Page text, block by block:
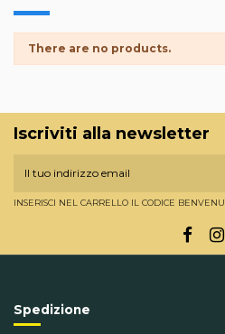
There are no products.
Iscriviti alla newsletter
INSERISCI NEL CARRELLO IL CODICE
Spedizione